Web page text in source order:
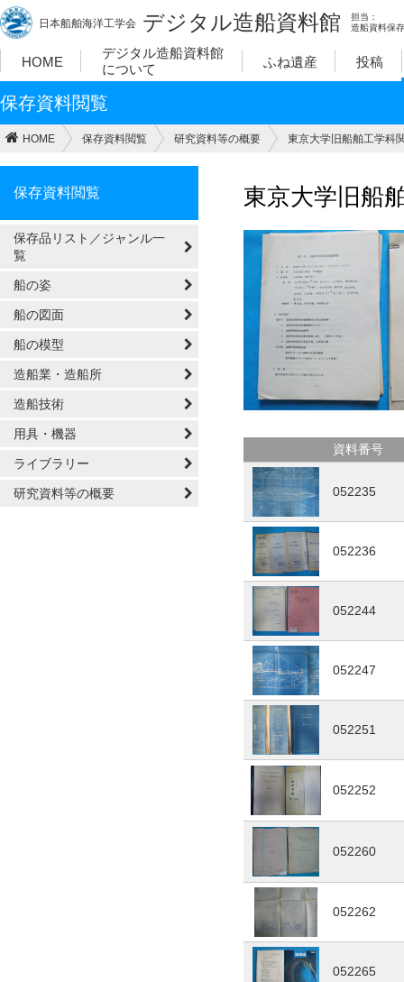
日本船舶海洋工学会 デジタル造船資料館
担当：
造船資料保
HOME
デジタル造船資料館
について
ふね遺産 投稿
保存資料閲覧
HOME 保存資料閲覧 研究資料等の概要 東京大学旧船舶工学科
保存資料閲覧
保存品リスト／ジャンル一
覧
船の姿
船の図面
船の模型
造船業・造船所
造船技術
用具・機器
ライブラリー
研究資料等の概要
東京大学旧船
資料番号
052235
052236
052244
052247
052251
052252
052260
052262
052265